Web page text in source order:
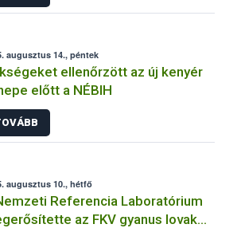
augusztus 14., péntek
ellenőrzött az új kenyér
előtt a NÉBIH
augusztus 10., hétfő
Referencia Laboratórium
az FKV gyanus lovak